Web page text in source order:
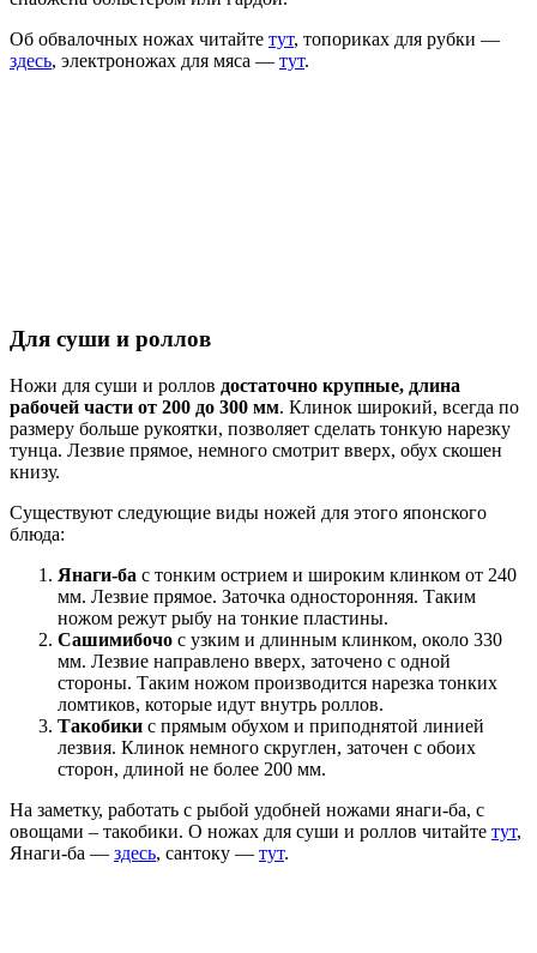
Об обвалочных ножах читайте тут, топориках для рубки —
здесь, электроножах для мяса — тут.
Для суши и роллов
Ножи для суши и роллов достаточно крупные, длина
рабочей части от 200 до 300 мм. Клинок широкий, всегда по
размеру больше рукоятки, позволяет сделать тонкую нарезку
тунца. Лезвие прямое, немного смотрит вверх, обух скошен
книзу.
Существуют следующие виды ножей для этого японского
блюда:
Янаги-ба с тонким острием и широким клинком от 240
мм. Лезвие прямое. Заточка односторонняя. Таким
ножом режут рыбу на тонкие пластины.
Сашимибочо с узким и длинным клинком, около 330
мм. Лезвие направлено вверх, заточено с одной
стороны. Таким ножом производится нарезка тонких
ломтиков, которые идут внутрь роллов.
Такобики с прямым обухом и приподнятой линией
лезвия. Клинок немного скруглен, заточен с обоих
сторон, длиной не более 200 мм.
На заметку, работать с рыбой удобней ножами янаги-ба, с
овощами – такобики. О ножах для суши и роллов читайте тут,
Янаги-ба — здесь, сантоку — тут.